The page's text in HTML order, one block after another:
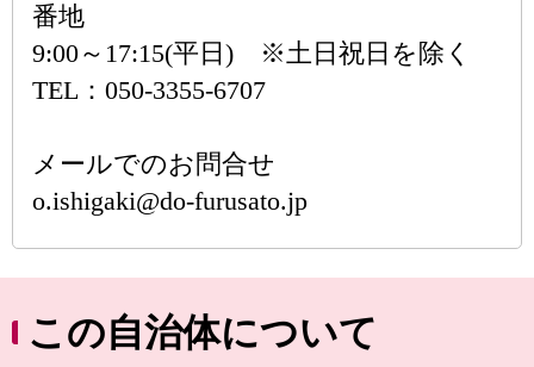
番地
9:00～17:15(平日) ※土日祝日を除く
TEL：050-3355-6707
メールでのお問合せ
o.ishigaki@do-furusato.jp
この自治体について